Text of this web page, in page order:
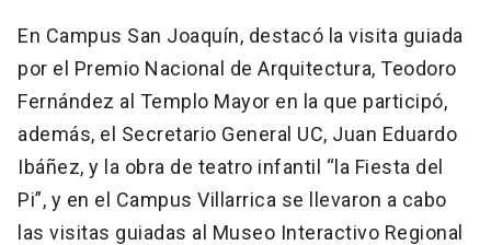
En Campus San Joaquín, destacó la visita guiada
por el Premio Nacional de Arquitectura, Teodoro
Fernández al Templo Mayor en la que participó,
además, el Secretario General UC, Juan Eduardo
Ibáñez, y la obra de teatro infantil “la Fiesta del
Pi”, y en el Campus Villarrica se llevaron a cabo
las visitas guiadas al Museo Interactivo Regional